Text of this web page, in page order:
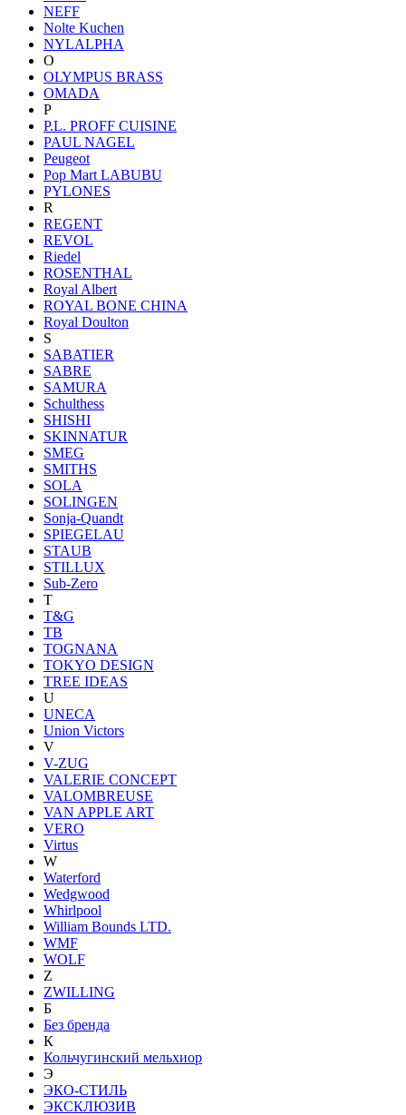
NEFF
Nolte Kuchen
NYLALPHA
O
OLYMPUS BRASS
OMADA
P
P.L. PROFF CUISINE
PAUL NAGEL
Peugeot
Pop Mart LABUBU
PYLONES
R
REGENT
REVOL
Riedel
ROSENTHAL
Royal Albert
ROYAL BONE CHINA
Royal Doulton
S
SABATIER
SABRE
SAMURA
Schulthess
SHISHI
SKINNATUR
SMEG
SMITHS
SOLA
SOLINGEN
Sonja-Quandt
SPIEGELAU
STAUB
STILLUX
Sub-Zero
T
T&G
TB
TOGNANA
TOKYO DESIGN
TREE IDEAS
U
UNECA
Union Victors
V
V-ZUG
VALERIE CONCEPT
VALOMBREUSE
VAN APPLE ART
VERO
Virtus
W
Waterford
Wedgwood
Whirlpool
William Bounds LTD.
WMF
WOLF
Z
ZWILLING
Б
Без бренда
К
Кольчугинский мельхиор
Э
ЭКО-СТИЛЬ
ЭКСКЛЮЗИВ